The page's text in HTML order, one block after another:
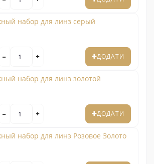
набор для линз серый
ДОДАТИ
набор для линз золотой
ДОДАТИ
набор для линз Розовое Золото